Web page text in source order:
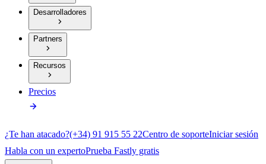
Desarrolladores
Partners
Recursos
Precios
¿Te han atacado?(+34) 91 915 55 22Centro de soporteIniciar sesión
Habla con un expertoPrueba Fastly gratis